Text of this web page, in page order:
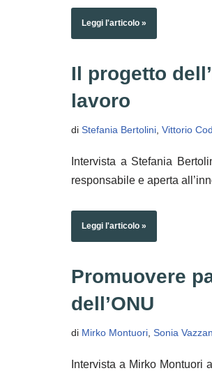
13. Donne e relazioni
14. Caregiver che conciliano
15. Nuove povertà
16. Pace e conciliazione
Leggi l'articolo »
Il progetto
lavoro
di Stefania Bertolini Vittorio
Intervista a Stefania
responsabile e aperta
Leggi l'articolo »
Promuovere
dell’ONU
di Mirko Montuori Sonia
Intervista a Mirko